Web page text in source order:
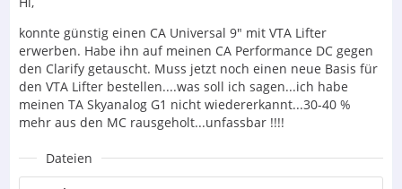
konnte günstig einen CA Universal 9" mit VTA Lifter
erwerben. Habe ihn auf meinen CA Performance DC gegen
den Clarify getauscht. Muss jetzt noch einen neue Basis für
den VTA Lifter bestellen....was soll ich sagen...ich habe
meinen TA Skyanalog G1 nicht wiedererkannt...30-40 %
mehr aus den MC rausgeholt...unfassbar !!!!
Dateien